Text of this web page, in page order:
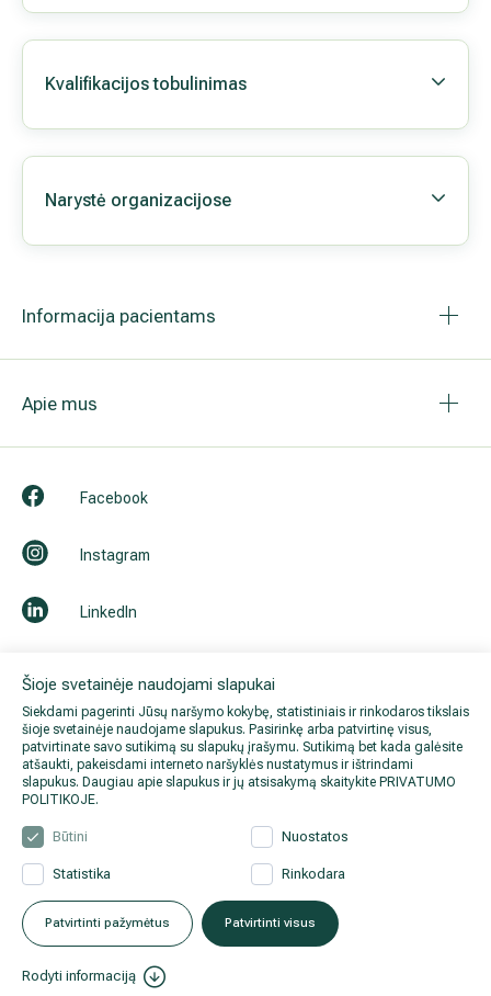
Šioje svetainėje naudojami slapukai
Siekdami pagerinti Jūsų naršymo kokybę, statistiniais ir rinkodaros tikslais
šioje svetainėje naudojame slapukus. Pasirinkę arba patvirtinę visus,
patvirtinate savo sutikimą su slapukų įrašymu. Sutikimą bet kada galėsite
atšaukti, pakeisdami interneto naršyklės nustatymus ir ištrindami
slapukus. Daugiau apie slapukus ir jų atsisakymą skaitykite PRIVATUMO
POLITIKOJE.
Būtini Nuostatos
Statistika Rinkodara
Patvirtinti pažymėtus Patvirtinti visus
Rodyti informaciją
Kvalifikacijos tobulinimas
Narystė organizacijose
Informacija pacientams
Apie mus
Facebook
Instagram
LinkedIn
© 2026 Hila. Visos teisės
saugomos.
Privatumo politika
apsauga.